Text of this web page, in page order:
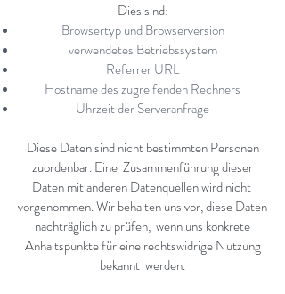
Dies sind:
Browsertyp und Browserversion
verwendetes Betriebssystem
Referrer URL
Hostname des zugreifenden Rechners
Uhrzeit der Serveranfrage
Diese Daten sind nicht bestimmten Personen
zuordenbar. Eine Zusammenführung dieser
Daten mit anderen Datenquellen wird nicht
vorgenommen. Wir behalten uns vor, diese Daten
nachträglich zu prüfen, wenn uns konkrete
Anhaltspunkte für eine rechtswidrige Nutzung
bekannt werden.